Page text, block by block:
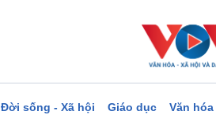
Đời sống - Xã hội Giáo dục Văn